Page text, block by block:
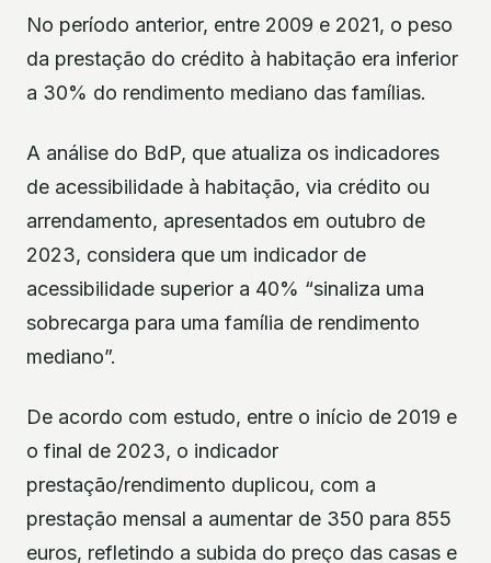
No período anterior, entre 2009 e 2021, o peso
da prestação do crédito à habitação era inferior
a 30% do rendimento mediano das famílias.
A análise do BdP, que atualiza os indicadores
de acessibilidade à habitação, via crédito ou
arrendamento, apresentados em outubro de
2023, considera que um indicador de
acessibilidade superior a 40% “sinaliza uma
sobrecarga para uma família de rendimento
mediano”.
De acordo com estudo, entre o início de 2019 e
o final de 2023, o indicador
prestação/rendimento duplicou, com a
prestação mensal a aumentar de 350 para 855
euros, refletindo a subida do preço das casas e